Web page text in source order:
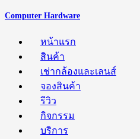
Computer Hardware
หน้าแรก
สินค้า
เช่ากล้องและเลนส์
จองสินค้า
รีวิว
กิจกรรม
บริการ